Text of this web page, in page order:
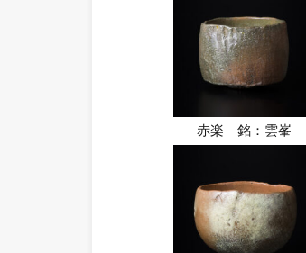
赤楽 銘：雲峯